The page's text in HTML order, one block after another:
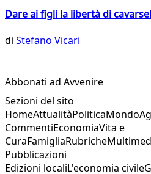
Dare ai figli la libertà di
di Stefano Vicari
Abbonati ad Avvenire
Sezioni del sito
HomeAttualitàPoliticaMondo
CommentiEconomiaVita e
CuraFamigliaRubriche
Pubblicazioni
Edizioni localiL'economia civile